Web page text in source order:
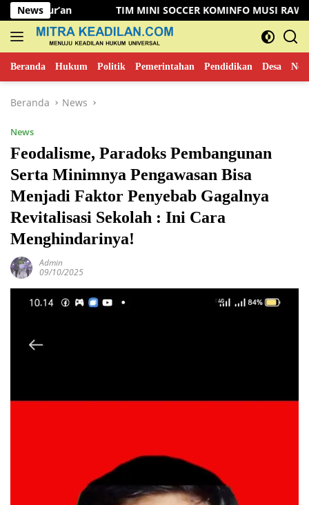
Langsung
ke
konten
News
TIM MINI SOCCER KOMINFO MUSI RAWAS KALAHKAN TIM
Beranda Hukum Politik Pemerintahan Pendidikan Desa
Beranda News
News
Feodalisme, Paradoks Pembangunan
Serta Minimnya Pengawasan Bisa
Menjadi Faktor Penyebab Gagalnya
Revitalisasi Sekolah : Ini Cara
Menghindarinya!
Admin
09/10/2025